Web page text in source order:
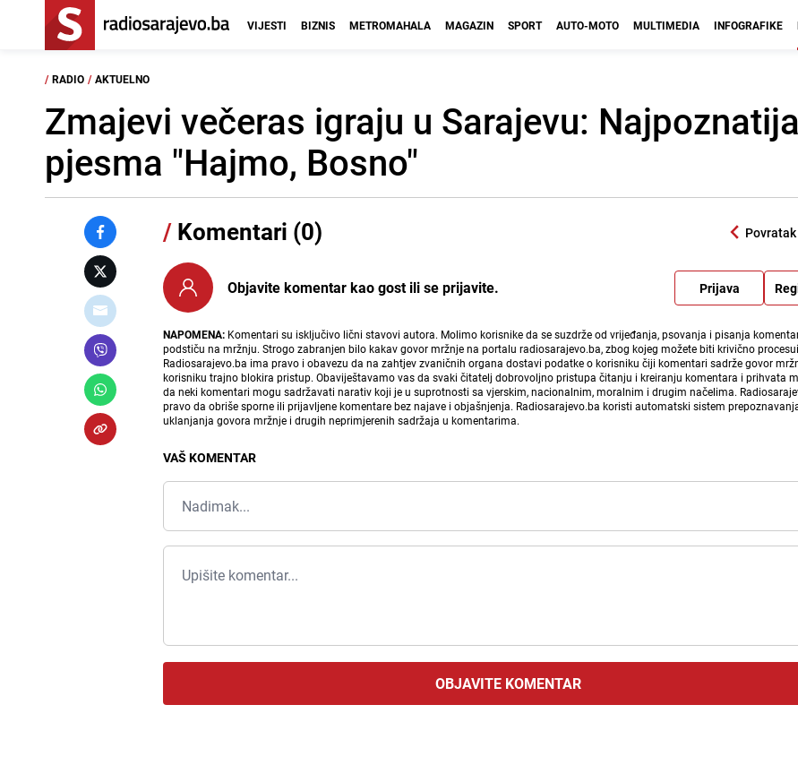
VIJESTI BIZNIS METROMAHALA MAGAZIN SPORT AUTO-MOTO MULTIMEDIA INFOGRAFIKE
/ RADIO / AKTUELNO
Zmajevi večeras igraju u Sarajevu:
pjesma "Hajmo, Bosno"
/ Komentari (0)
Objavite komentar kao gost ili se prijavite. Prijava
NAPOMENA: Komentari su isključivo lični stavovi autora. Molimo korisnike da se suzdrže od vrijeđanja, psovanja i pisanja
podstiču na mržnju. Strogo zabranjen bilo kakav govor mržnje na portalu radiosarajevo.ba, zbog kojeg možete biti krivično
Radiosarajevo.ba ima pravo i obavezu da na zahtjev zvaničnih organa dostavi podatke o korisniku čiji komentari sadrže govor
korisniku trajno blokira pristup. Obaviještavamo vas da svaki čitatelj dobrovoljno pristupa čitanju i kreiranju komentara i prihvata
da neki komentari mogu sadržavati narativ koji je u suprotnosti sa vjerskim, nacionalnim, moralnim i drugim načelima.
pravo da obriše sporne ili prijavljene komentare bez najave i objašnjenja. Radiosarajevo.ba koristi automatski sistem
uklanjanja govora mržnje i drugih neprimjerenih sadržaja u komentarima.
VAŠ KOMENTAR
OBJAVITE KOMENTAR